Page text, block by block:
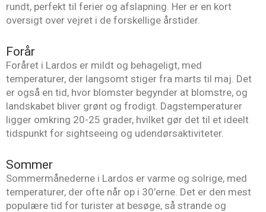
rundt, perfekt til ferier og afslapning. Her er en kort
oversigt over vejret i de forskellige årstider.
Forår
Foråret i Lardos er mildt og behageligt, med
temperaturer, der langsomt stiger fra marts til maj. Det
er også en tid, hvor blomster begynder at blomstre, og
landskabet bliver grønt og frodigt. Dagstemperaturer
ligger omkring 20-25 grader, hvilket gør det til et ideelt
tidspunkt for sightseeing og udendørsaktiviteter.
Sommer
Sommermånederne i Lardos er varme og solrige, med
temperaturer, der ofte når op i 30’erne. Det er den mest
populære tid for turister at besøge, så strande og